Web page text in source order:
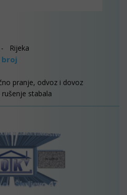
- Rijeka
broj
pranje, odvoz i dovoz
stabala